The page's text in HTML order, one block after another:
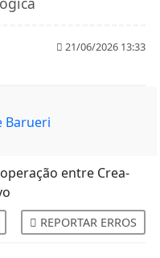
21/06/2026 13:33
REPORTAR ERROS